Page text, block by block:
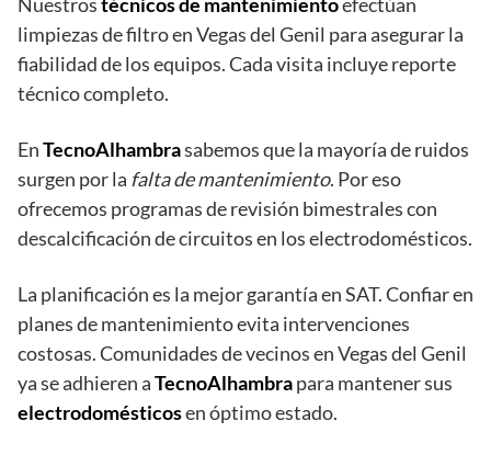
limpiezas de filtro en Vegas del Genil para asegurar la
fiabilidad de los equipos. Cada visita incluye reporte
técnico completo.
EnTecnoAlhambrasabemos que la mayoría de ruidos
surgen por la falta de mantenimiento. Por eso
ofrecemos programas de revisión bimestrales con
descalcificación de circuitos en los electrodomésticos.
La planificación es la mejor garantía en SAT. Confiar en
planes de mantenimiento evita intervenciones
costosas. Comunidades de vecinos en Vegas del Genil
ya se adhieren aTecnoAlhambrapara mantener sus
electrodomésticosen óptimo estado.